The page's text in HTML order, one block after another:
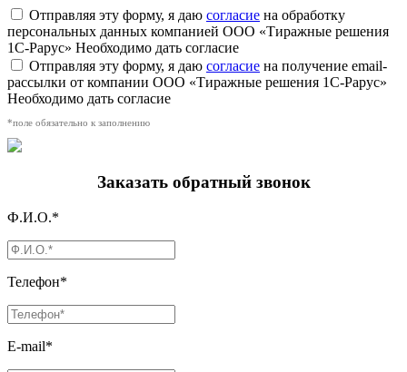
Отправляя эту форму, я даю согласие на обработку
персональных данных компанией ООО «Тиражные решения
1С-Рарус» Необходимо дать согласие
Отправляя эту форму, я даю согласие на получение email-
рассылки от компании ООО «Тиражные решения 1С-Рарус»
Необходимо дать согласие
*поле обязательно к заполнению
Заказать обратный звонок
Ф.И.О.*
Телефон*
E-mail*